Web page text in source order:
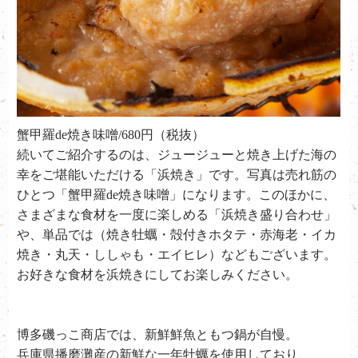
蟹甲羅de焼き味噌/680円（税抜）
続いてご紹介するのは、ジュージューと焼き上げた海の
幸をご堪能いただける「浜焼き」です。写真は売れ筋の
ひとつ「蟹甲羅de焼き味噌」になります。このほかに、
さまざまな食材を一度に楽しめる「浜焼き盛り合わせ」
や、単品では（焼き牡蠣・殻付きホタテ・赤海老・イカ
焼き・丸天・ししゃも・エイヒレ）などもございます。
お好きな食材を浜焼きにしてお楽しみください。
博多磯っこ商店では、新鮮鮮魚ともつ鍋が自慢。
兵庫県播磨灘産の新鮮な一年牡蠣を使用しており、